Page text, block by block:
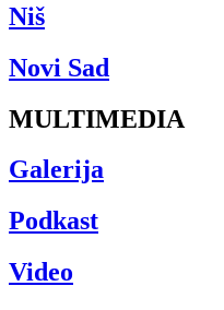
Niš
Novi Sad
MULTIMEDIA
Galerija
Podkast
Video